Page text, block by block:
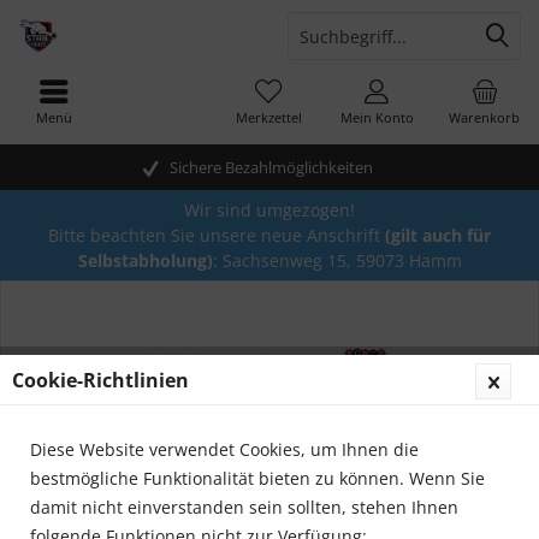
Sichere Bezahlmöglichkeiten
Warenkorb
Merkzettel Mein Konto
Menü
Wir sind umgezogen!
Bitte beachten Sie unsere neue Anschrift (gilt auch für
Selbstabholung): Sachsenweg 15, 59073 Hamm
Cookie-Richtlinien
Diese Website verwendet Cookies, um Ihnen die
bestmögliche Funktionalität bieten zu können. Wenn Sie
damit nicht einverstanden sein sollten, stehen Ihnen